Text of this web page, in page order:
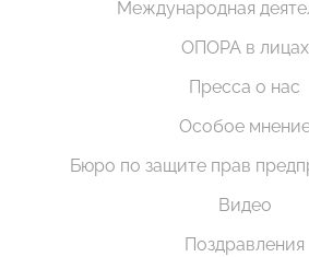
Международная
ОПОРА в лицах
Пресса о нас
Особое
Бюро по защите прав
Видео
Поздравления